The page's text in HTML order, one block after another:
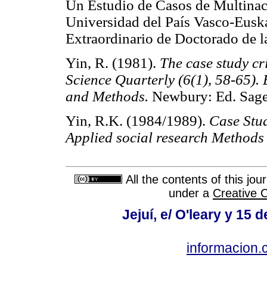
Un Estudio de Casos de
Universidad del País Vasco-
Extraordinario de Doctorado de
Yin, R. (1981). The case study
Science Quarterly (6(1), 58-65).
and Methods. Newbury: Ed.
Yin, R.K. (1984/1989). Case
Applied social research
All the contents of this
under a Creative
Jejuí, e/ O'leary y 15